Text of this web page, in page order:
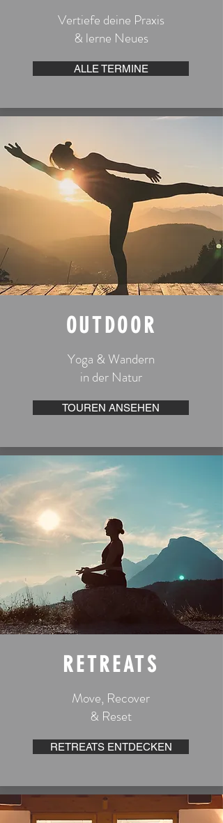
Vertiefe deine Praxis
& lerne Neues
ALLE TERMINE
OUTDOOR
​Yoga & Wandern
in der Natur
TOUREN ANSEHEN
RETREATS
Move, Recover
& Reset
RETREATS ENTDECKEN